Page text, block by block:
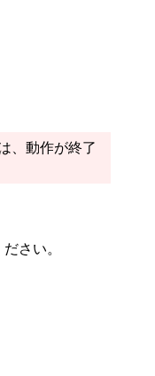
、動作が終了
さい。